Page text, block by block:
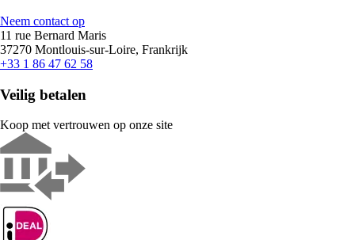
Neem contact op
11 rue Bernard Maris
37270 Montlouis-sur-Loire, Frankrijk
+33 1 86 47 62 58
Veilig betalen
Koop met vertrouwen op onze site